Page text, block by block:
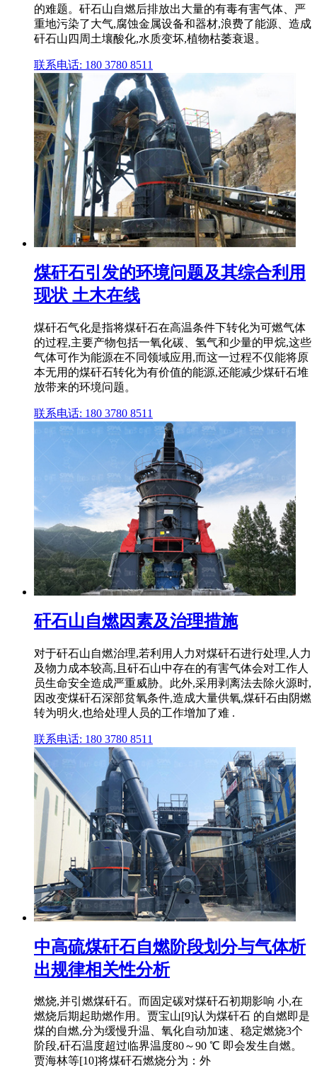
的难题。矸石山自燃后排放出大量的有毒有害气体、严
重地污染了大气,腐蚀金属设备和器材,浪费了能源、造成
矸石山四周土壤酸化,水质变坏,植物枯萎衰退。
联系电话: 180 3780 8511
煤矸石引发的环境问题及其综合利用
现状 土木在线
煤矸石气化是指将煤矸石在高温条件下转化为可燃气体
的过程,主要产物包括一氧化碳、氢气和少量的甲烷,这些
气体可作为能源在不同领域应用,而这一过程不仅能将原
本无用的煤矸石转化为有价值的能源,还能减少煤矸石堆
放带来的环境问题。
联系电话: 180 3780 8511
矸石山自燃因素及治理措施
对于矸石山自燃治理,若利用人力对煤矸石进行处理,人力
及物力成本较高,且矸石山中存在的有害气体会对工作人
员生命安全造成严重威胁。此外,采用剥离法去除火源时,
因改变煤矸石深部贫氧条件,造成大量供氧,煤矸石由阴燃
转为明火,也给处理人员的工作增加了难 .
联系电话: 180 3780 8511
中高硫煤矸石自燃阶段划分与气体析
出规律相关性分析
燃烧,并引燃煤矸石。而固定碳对煤矸石初期影响 小,在
燃烧后期起助燃作用。贾宝山[9]认为煤矸石 的自燃即是
煤的自燃,分为缓慢升温、氧化自动加速、稳定燃烧3个
阶段,矸石温度超过临界温度80～90 ℃ 即会发生自燃。
贾海林等[10]将煤矸石燃烧分为：外